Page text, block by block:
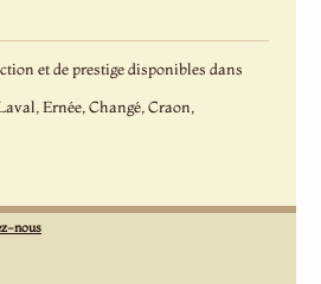
et de prestige disponibles dans
Ernée, Changé, Craon,
nous